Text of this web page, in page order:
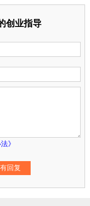
创业指导
》